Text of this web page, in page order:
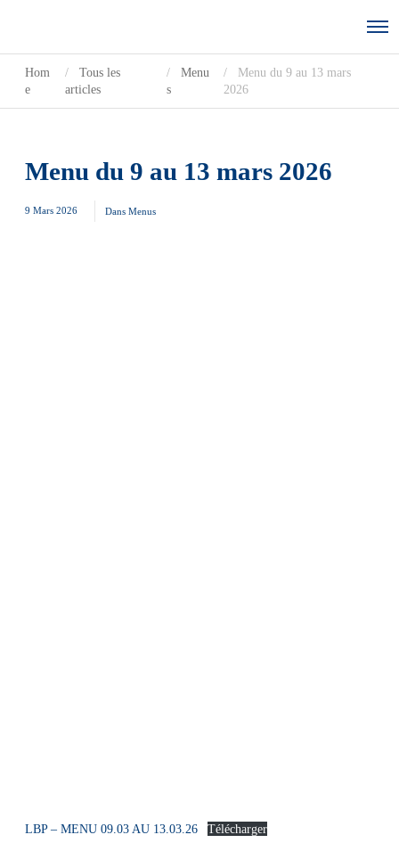
Hom
e
Tous les
articles
Menu
s
Menu du 9 au 13 mars
2026
Menu du 9 au 13 mars 2026
9 Mars 2026 Dans Menus
LBP – MENU 09.03 AU 13.03.26 Télécharger